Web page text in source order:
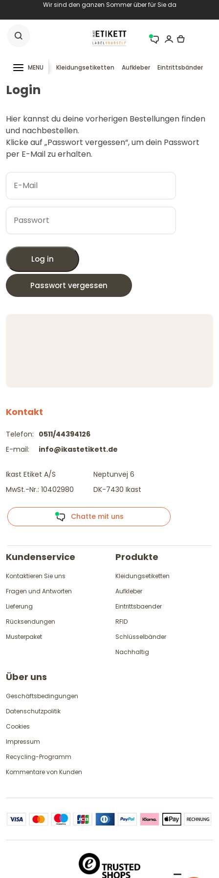
Wir sind den ganzen Sommer über für Sie da
MENU Kleidungsetiketten Aufkleber Eintrittsbänder
Login
Hier kannst du deine vorherigen Bestellungen finden
und nachbestellen.
Klicke auf „Passwort vergessen“, um dein Passwort
per E-Mail zu erhalten.
Log in
Passwort vergessen
Kontakt
Telefon:
E-mail:
0511/44394126
info@ikastetikett.de
Ikast Etiket A/S
MwSt.-Nr.: 10402980
Neptunvej 6
DK-7430 Ikast
Chatte mit uns
Kundenservice
Kontaktieren Sie uns
Fragen und Antworten
Lieferung
Rücksendungen
Musterpaket
Produkte
Kleidungsetiketten
Aufkleber
Eintrittsbaender
RFID
Schlüsselbänder
Nachhaltig
Über uns
Geschäftsbedingungen
Datenschutzpolitik
Cookies
Impressum
Recycling-Programm
Kommentare von Kunden